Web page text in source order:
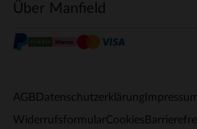
Über Manfield
AGB Datenschutzerklärung Impressum
WiderrufsformularCookies